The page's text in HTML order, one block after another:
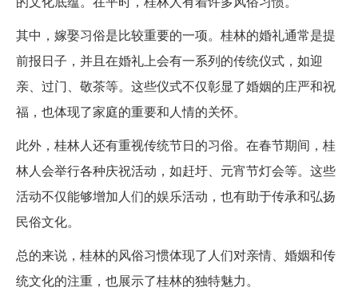
其中，嫁娶习俗是比较重要的一项。桂林的婚礼通常是提
前报日子，并且在婚礼上会有一系列的传统仪式，如迎
亲、过门、敬茶等。这些仪式不仅彰显了婚姻的庄严和祝
福，也体现了家庭的重要和人情的关怀。
此外，桂林人还有重视传统节日的习俗。在春节期间，桂
林人会举行各种庆祝活动，如赶圩、元宵节灯会等。这些
活动不仅能够增加人们的娱乐活动，也有助于传承和弘扬
民俗文化。
总的来说，桂林的风俗习惯体现了人们对亲情、婚姻和传
统文化的注重，也展示了桂林的独特魅力。